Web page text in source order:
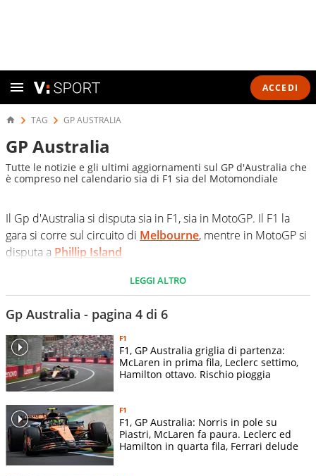
ACCEDI
TAG GP AUSTRALIA
GP Australia
Tutte le notizie e gli ultimi aggiornamenti sul GP d'Australia che
è compreso nel calendario sia di F1 sia del Motomondiale
Il Gp d'Australia si disputa sia in F1, sia in MotoGP. Il F1 la
gara si corre sul circuito di Melbourne, mentre in MotoGP si
disputa a Phillip Island
LEGGI ALTRO
Gp Australia - pagina 4 di 6
F1
F1, GP Australia griglia di partenza:
McLaren in prima fila, Leclerc settimo,
Hamilton ottavo. Rischio pioggia
F1
F1, GP Australia: Norris in pole su
Piastri, McLaren fa paura. Leclerc ed
Hamilton in quarta fila, Ferrari delude